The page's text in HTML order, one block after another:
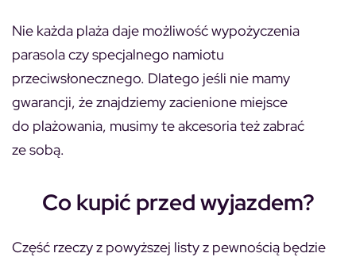
Nie każda plaża daje możliwość wypożyczenia
parasola czy specjalnego namiotu
przeciwsłonecznego. Dlatego jeśli nie mamy
gwarancji, że znajdziemy zacienione miejsce
do plażowania, musimy te akcesoria też zabrać
ze sobą.
Co kupić przed wyjazdem?
Część rzeczy z powyższej listy z pewnością będzie